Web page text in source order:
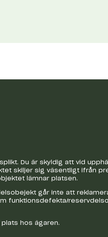
Du är skyldig att vid
skiljer sig väsentligt ifrån
lämnar platsen.
går inte att
funktionsdefekta/
hos ägaren.